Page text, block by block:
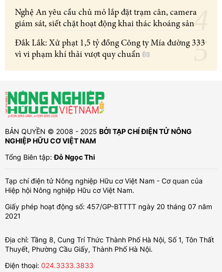
Nghệ An yêu cầu chủ mỏ lắp đặt trạm cân, camera
giám sát, siết chặt hoạt động khai thác khoáng sản
Đắk Lắk: Xử phạt 1,5 tỷ đồng Công ty Mía đường 333
vì vi phạm khí thải vượt quy chuẩn
BẢN QUYỀN © 2008 - 2025 BỞI TẠP CHÍ ĐIỆN TỬ NÔNG
NGHIỆP HỮU CƠ VIỆT NAM
Tổng Biên tập:Đỗ Ngọc Thi
Tạp chí điện tử Nông nghiệp Hữu cơ Việt Nam - Cơ quan của
Hiệp hội Nông nghiệp Hữu cơ Việt Nam.
Giấy phép hoạt động số: 457/GP-BTTTT ngày 20 tháng 07 năm
2021
Địa chỉ: Tầng 8, Cung Trí Thức Thành Phố Hà Nội, Số 1, Tôn Thất
Thuyết, Phường Cầu Giấy, Thành Phố Hà Nội.
Điện thoại: 024.3333.3833